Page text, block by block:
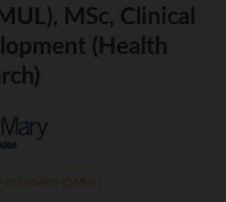
MSc, Clinical
(Health
of London (QMUL)